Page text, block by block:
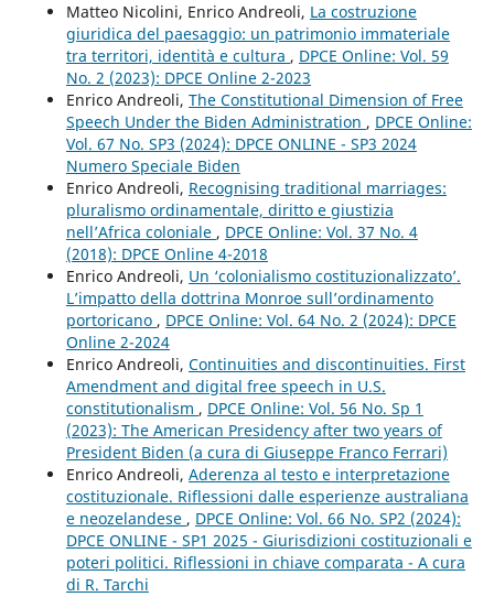
Matteo Nicolini, Enrico Andreoli, La costruzione
giuridica del paesaggio: un patrimonio immateriale
tra territori, identità e cultura , DPCE Online: Vol. 59
No. 2 (2023): DPCE Online 2-2023
Enrico Andreoli, The Constitutional Dimension of Free
Speech Under the Biden Administration , DPCE Online:
Vol. 67 No. SP3 (2024): DPCE ONLINE - SP3 2024
Numero Speciale Biden
Enrico Andreoli, Recognising traditional marriages:
pluralismo ordinamentale, diritto e giustizia
nell’Africa coloniale , DPCE Online: Vol. 37 No. 4
(2018): DPCE Online 4-2018
Enrico Andreoli, Un ‘colonialismo costituzionalizzato’.
L’impatto della dottrina Monroe sull’ordinamento
portoricano , DPCE Online: Vol. 64 No. 2 (2024): DPCE
Online 2-2024
Enrico Andreoli, Continuities and discontinuities. First
Amendment and digital free speech in U.S.
constitutionalism , DPCE Online: Vol. 56 No. Sp 1
(2023): The American Presidency after two years of
President Biden (a cura di Giuseppe Franco Ferrari)
Enrico Andreoli, Aderenza al testo e interpretazione
costituzionale. Riflessioni dalle esperienze australiana
e neozelandese , DPCE Online: Vol. 66 No. SP2 (2024):
DPCE ONLINE - SP1 2025 - Giurisdizioni costituzionali e
poteri politici. Riflessioni in chiave comparata - A cura
di R. Tarchi